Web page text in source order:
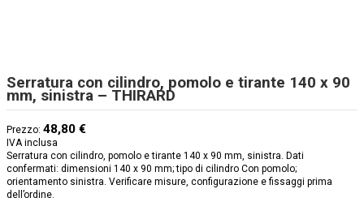
Serratura con cilindro, pomolo e tirante 140 x 90
mm, sinistra – THIRARD
Prezzo: 48,80 €
IVA inclusa
Serratura con cilindro, pomolo e tirante 140 x 90 mm, sinistra. Dati
confermati: dimensioni 140 x 90 mm; tipo di cilindro Con pomolo;
orientamento sinistra. Verificare misure, configurazione e fissaggi prima
dell’ordine.